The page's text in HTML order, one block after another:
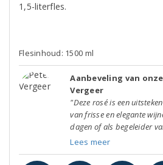
1,5-literfles.
Flesinhoud: 1500 ml
Aanbeveling van
Vergeer
"Deze rosé is een
van frisse en elegante
dagen of als begeleider
Lees meer